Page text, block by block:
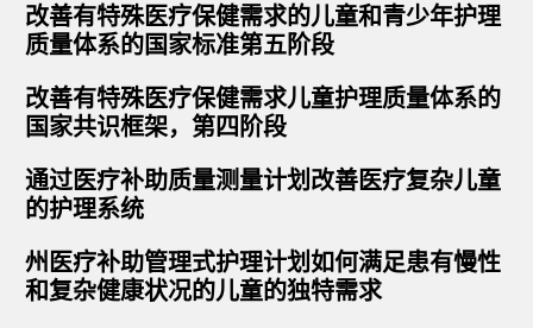
改善有特殊医疗保健需求的儿童和青少年护理
质量体系的国家标准第五阶段
改善有特殊医疗保健需求儿童护理质量体系的
国家共识框架，第四阶段
通过医疗补助质量测量计划改善医疗复杂儿童
的护理系统
州医疗补助管理式护理计划如何满足患有慢性
和复杂健康状况的儿童的独特需求